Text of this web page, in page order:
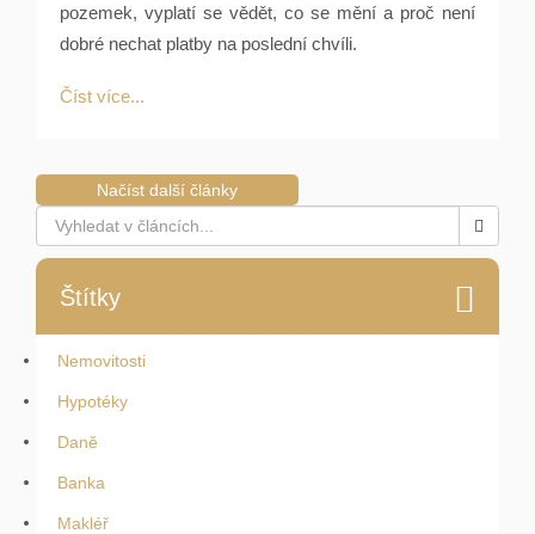
pozemek, vyplatí se vědět, co se mění a proč není
dobré nechat platby na poslední chvíli.
Číst více...
Štítky
Nemovitosti
Hypotéky
Daně
Banka
Makléř